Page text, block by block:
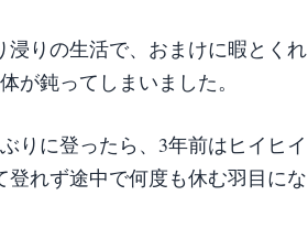
りの生活で、おまけに暇とくれ
が鈍ってしまいました。
りに登ったら、3年前はヒイヒイ
れず途中で何度も休む羽目にな